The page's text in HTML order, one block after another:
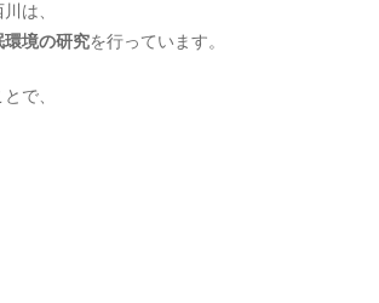
は、
環境の研究を行っています。
で、